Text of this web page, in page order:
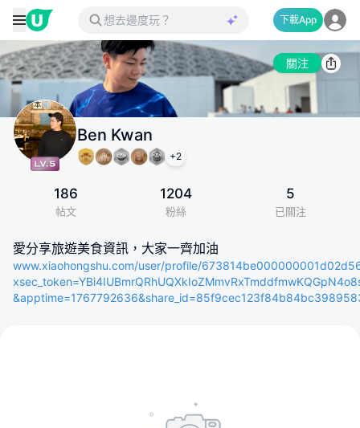
下載App
關注
Ben Kwan
+2
186
帖文
1204
粉絲
5
已關注
愛分享旅遊美食資訊，大家一齊加油
www.xiaohongshu.com/user/profile/